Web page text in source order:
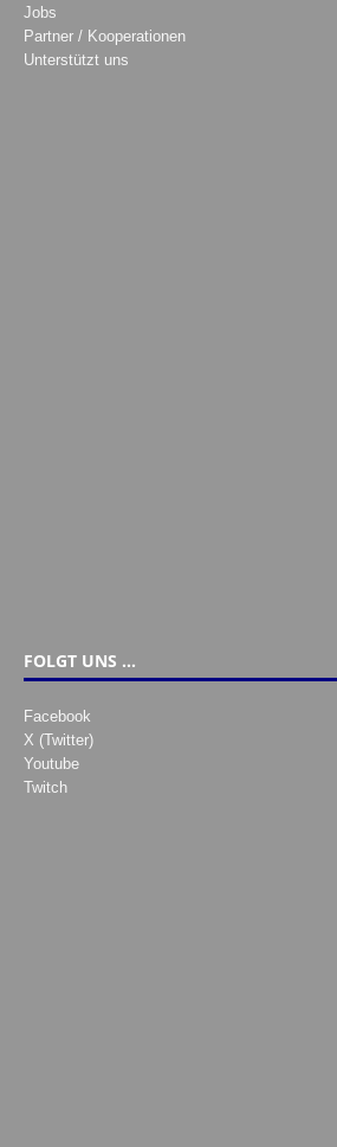
Jobs
Partner / Kooperationen
Unterstützt uns
FOLGT UNS …
Facebook
X (Twitter)
Youtube
Twitch